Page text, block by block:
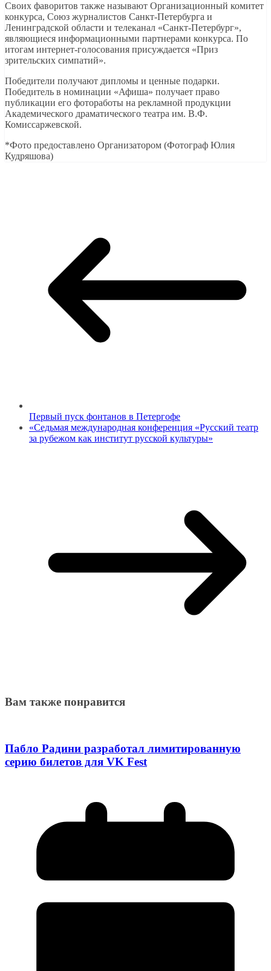
Своих фаворитов также называют Организационный комитет
конкурса, Союз журналистов Санкт-Петербурга и
Ленинградской области и телеканал «Санкт-Петербург»,
являющиеся информационными партнерами конкурса. По
итогам интернет-голосования присуждается «Приз
зрительских симпатий».
Победители получают дипломы и ценные подарки.
Победитель в номинации «Афиша» получает право
публикации его фотоработы на рекламной продукции
Академического драматического театра им. В.Ф.
Комиссаржевской.
*Фото предоставлено Организатором (Фотограф Юлия
Кудряшова)
Первый пуск фонтанов в Петергофе
«Седьмая международная конференция «Русский театр
за рубежом как институт русской культуры»
Вам также понравится
Пабло Радини разработал лимитированную
серию билетов для VK Fest